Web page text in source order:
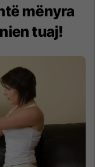
mënyra
tuaj!